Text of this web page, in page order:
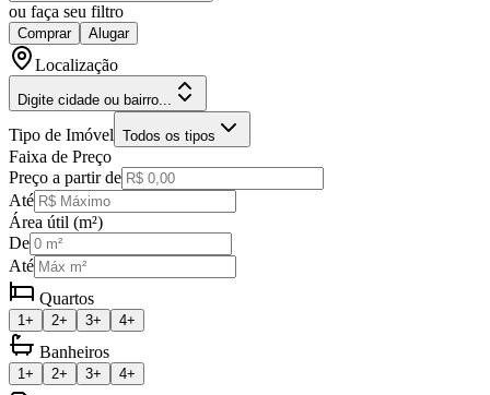
ou faça seu filtro
Comprar Alugar
Localização
Digite cidade ou bairro...
Tipo de Imóvel Todos os tipos
Faixa de Preço
Preço a partir de
Até
Área útil (m²)
De
Até
Quartos
1+ 2+ 3+ 4+
Banheiros
1+ 2+ 3+ 4+